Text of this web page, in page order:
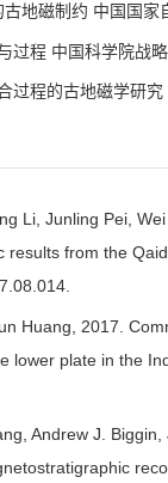
地磁制约 中国国
过程 中国科学院战
过程的古地磁学研
Li, Junling Pei,
from the
Huang, 2017.
lower plate in the
Andrew J.